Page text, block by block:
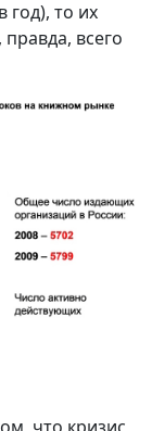
год), то их
всего